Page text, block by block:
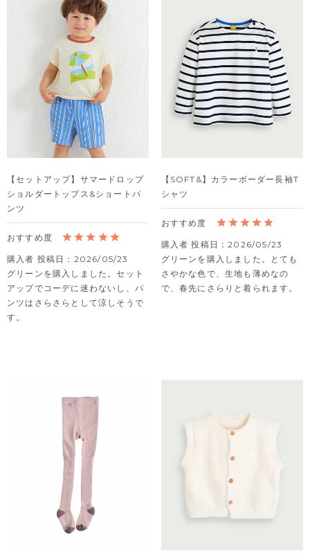
【セットアップ】サマードロップ
ショルダートップス&ショートパ
ンツ
購入者 投稿日
2026/05/23
グリーンを購入しました。セット
アップでコーデに迷わないし、パ
ンツはさらさらとして涼しそうで
す。
【SOFT&】カラーボーダー長袖T
シャツ
購入者 投稿日
2026/05/23
グリーンを購入しました。とても
さやかな色で、生地も薄めなの
で、春先にさらりと着られます。